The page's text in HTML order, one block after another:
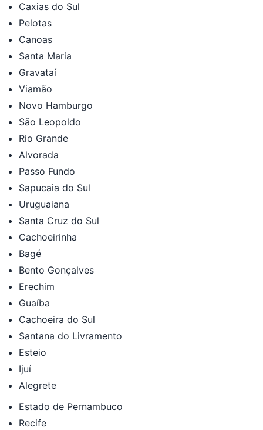
Caxias do Sul
Pelotas
Canoas
Santa Maria
Gravataí
Viamão
Novo Hamburgo
São Leopoldo
Rio Grande
Alvorada
Passo Fundo
Sapucaia do Sul
Uruguaiana
Santa Cruz do Sul
Cachoeirinha
Bagé
Bento Gonçalves
Erechim
Guaíba
Cachoeira do Sul
Santana do Livramento
Esteio
Ijuí
Alegrete
Estado de Pernambuco
Recife